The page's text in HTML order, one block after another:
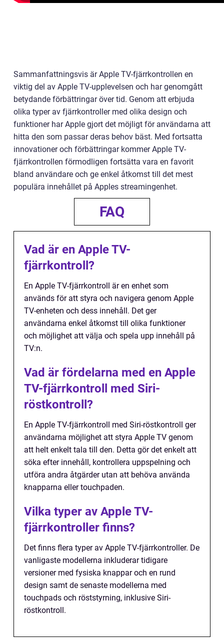
Sammanfattningsvis är Apple TV-fjärrkontrollen en
viktig del av Apple TV-upplevelsen och har genomgått
betydande förbättringar över tid. Genom att erbjuda
olika typer av fjärrkontroller med olika design och
funktioner har Apple gjort det möjligt för användarna att
hitta den som passar deras behov bäst. Med fortsatta
innovationer och förbättringar kommer Apple TV-
fjärrkontrollen förmodligen fortsätta vara en favorit
bland användare och ge enkel åtkomst till det mest
populära innehållet på Apples streamingenhet.
FAQ
Vad är en Apple TV-
fjärrkontroll?
En Apple TV-fjärrkontroll är en enhet som
används för att styra och navigera genom Apple
TV-enheten och dess innehåll. Det ger
användarna enkel åtkomst till olika funktioner
och möjlighet att välja och spela upp innehåll på
TV:n.
Vad är fördelarna med en Apple
TV-fjärrkontroll med Siri-
röstkontroll?
En Apple TV-fjärrkontroll med Siri-röstkontroll ger
användarna möjlighet att styra Apple TV genom
att helt enkelt tala till den. Detta gör det enkelt att
söka efter innehåll, kontrollera uppspelning och
utföra andra åtgärder utan att behöva använda
knapparna eller touchpaden.
Vilka typer av Apple TV-
fjärrkontroller finns?
Det finns flera typer av Apple TV-fjärrkontroller. De
vanligaste modellerna inkluderar tidigare
versioner med fysiska knappar och en rund
design samt de senaste modellerna med
touchpads och röststyrning, inklusive Siri-
röstkontroll.